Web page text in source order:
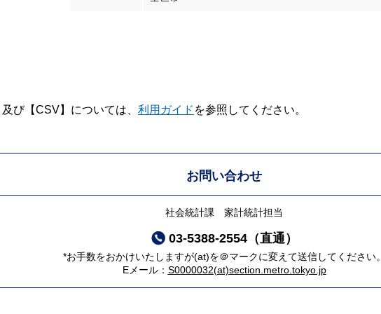
び【CSV】については、 利用ガイド を参照してください。
お問い合わせ
社会統計課 家計統計担当
03-5388-2554（直通）
*お手数をおかけいたしますが(at)を＠マークに変えて送信してください
Eメール： S0000032(at)section.metro.tokyo.jp